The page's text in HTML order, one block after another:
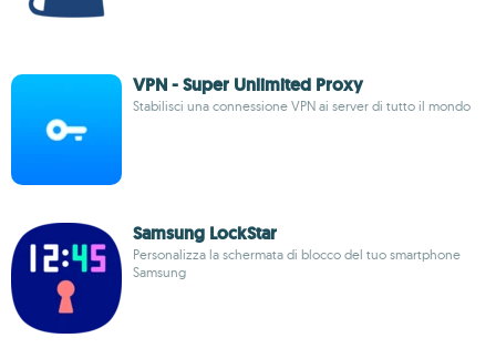
VPN - Super Unlimited Proxy
Stabilisci una connessione VPN ai server di tutto il mondo
Samsung LockStar
Personalizza la schermata di blocco del tuo smartphone
Samsung